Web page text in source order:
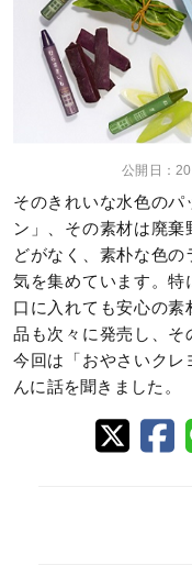
公開日：
そのきれいな水色のパ
ン」、その素材は廃
どがなく、素朴な色
気を集めています。
口に入れても安心の
品も次々に発売し、そ
今回は「おやさいクレ
んに話を聞きました。